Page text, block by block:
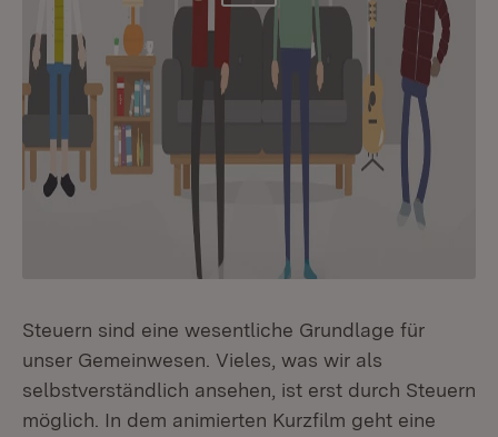
Steuern sind eine wesentliche Grundlage für
unser Gemeinwesen. Vieles, was wir als
selbstverständlich ansehen, ist erst durch Steuern
möglich. In dem animierten Kurzfilm geht eine